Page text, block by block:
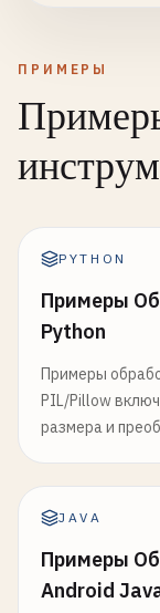
ПРИМЕРЫ
PYTHON
Примеры
Python
Примеры
PIL/Pillow
размера и
JAVA
Примеры
Android